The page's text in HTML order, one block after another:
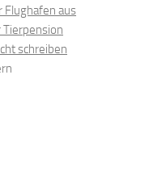
aus
Tierpension
schreiben